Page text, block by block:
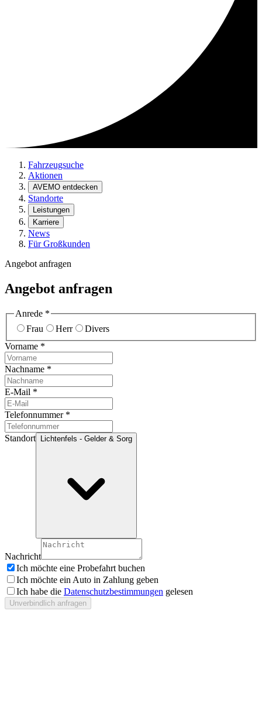
Fahrzeugsuche
Aktionen
AVEMO entdecken
Standorte
Leistungen
Karriere
News
Für Großkunden
Angebot anfragen
Angebot anfragen
Anrede *
Frau
Herr
Divers
Vorname *
Nachname *
E-Mail *
Telefonnummer*
Standort Lichtenfels - Gelder & Sorg
Nachricht
Ich möchte eine Probefahrt buchen
Ich möchte ein Auto in Zahlung geben
Ich habe die Datenschutzbestimmungen gelesen
Unverbindlich anfragen